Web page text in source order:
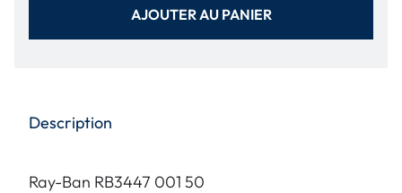
AJOUTER AU PANIER
Description
Ray-Ban RB3447 001 50